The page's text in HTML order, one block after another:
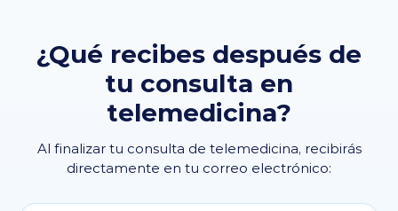
¿Qué recibes después de
tu consulta en
telemedicina?
Al finalizar tu consulta de telemedicina, recibirás
directamente en tu correo electrónico: